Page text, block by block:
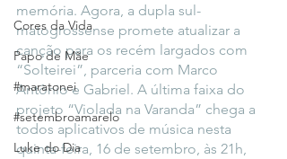
Cores da Vida
Papo de Mãe
#maratonei
#setembroamarelo
Luke do Dia
memória. Agora, a dupla sul-
matogrossense promete atualizar a
canção para os recém largados com
“Solteirei”, parceria com Marco
Antônio e Gabriel. A última faixa do
projeto “Violada na Varanda” chega a
todos aplicativos de música nesta
quinta-feira, 16 de setembro, às 21h,